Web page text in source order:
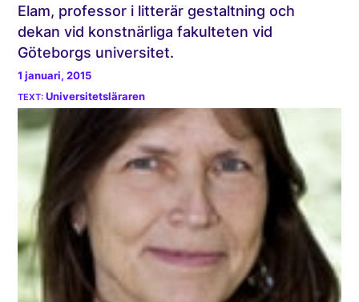
Elam, professor i litterär gestaltning och
dekan vid konstnärliga fakulteten vid
Göteborgs universitet.
1 januari, 2015
Universitetsläraren